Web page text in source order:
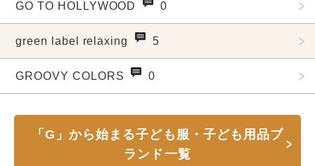
GO TO HOLLYWOOD 0
green label relaxing 5
GROOVY COLORS 0
「G」から始まる子ども服・子ども用品ブ
ランド一覧